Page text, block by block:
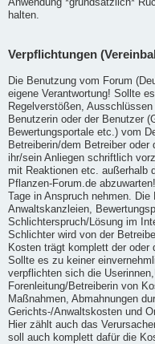
halten.
Verpflichtungen
Die Benutzung vom Forum
eigene Verantwortung! Sollte
Regelverstößen,
Benutzerin oder der Benutzer
Bewertungsportale etc.) vom
Betreiberin/dem Betreiber oder
ihr/sein Anliegen schriftlich
mit Reaktionen etc. außerhalb
Pflanzen-Forum.de
Tage in Anspruch nehmen. Die
Anwaltskanzleien,
Schlichterspruch/Lösung im
Schlichter wird von der
Kosten trägt komplett der oder
Sollte es zu keiner
verpflichten sich die
Forenleitung/Betreiberin von
Maßnahmen, Abmahnungen
Gerichts-/Anwaltskosten und
Hier zählt auch das
soll auch komplett dafür die